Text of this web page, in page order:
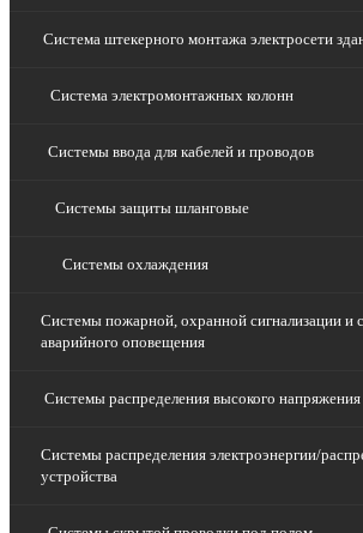
Система штекерного монтажа электросети
Система электромонтажных колонн
Системы ввода для кабелей и проводов
Системы защиты шланговые
Системы охлаждения
Системы пожарной, охранной сигнализации и
аварийного оповещения
Системы распределения высокого напряжения
Системы распределения электроэнергии/
устройства